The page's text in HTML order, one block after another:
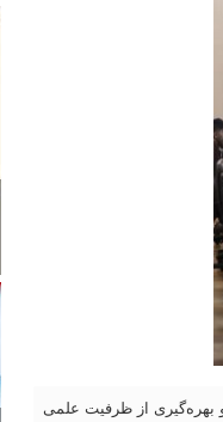
و بهره‌گیری از ظرفیت علمی